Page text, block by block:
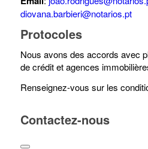
diovana.barbieri@notarios.pt
Protocoles
Nous avons des accords avec
de crédit et agences
Renseignez-vous sur les
Contactez-nous